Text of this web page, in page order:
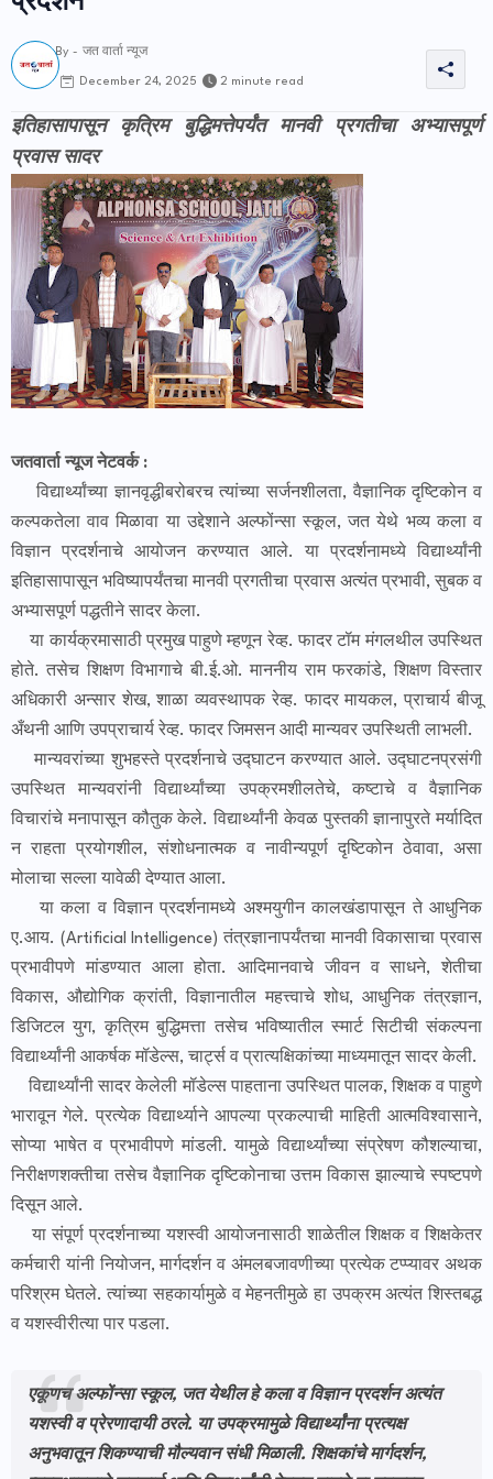
By - जत वार्ता न्यूज
December 24, 2025 2 minute read
इतिहासापासून कृत्रिम बुद्धिमत्तेपर्यंत मानवी प्रगतीचा अभ्यासपूर्ण
प्रवास सादर
जतवार्ता न्यूज नेटवर्क :
विद्यार्थ्यांच्या ज्ञानवृद्धीबरोबरच त्यांच्या सर्जनशीलता, वैज्ञानिक दृष्टिकोन व
कल्पकतेला वाव मिळावा या उद्देशाने अल्फोंन्सा स्कूल, जत येथे भव्य कला व
विज्ञान प्रदर्शनाचे आयोजन करण्यात आले. या प्रदर्शनामध्ये विद्यार्थ्यांनी
इतिहासापासून भविष्यापर्यंतचा मानवी प्रगतीचा प्रवास अत्यंत प्रभावी, सुबक व
अभ्यासपूर्ण पद्धतीने सादर केला.
या कार्यक्रमासाठी प्रमुख पाहुणे म्हणून रेव्ह. फादर टॉम मंगलथील उपस्थित
होते. तसेच शिक्षण विभागाचे बी.ई.ओ. माननीय राम फरकांडे, शिक्षण विस्तार
अधिकारी अन्सार शेख, शाळा व्यवस्थापक रेव्ह. फादर मायकल, प्राचार्य बीजू
अँथनी आणि उपप्राचार्य रेव्ह. फादर जिमसन आदी मान्यवर उपस्थिती लाभली.
मान्यवरांच्या शुभहस्ते प्रदर्शनाचे उद्घाटन करण्यात आले. उद्घाटनप्रसंगी
उपस्थित मान्यवरांनी विद्यार्थ्यांच्या उपक्रमशीलतेचे, कष्टाचे व वैज्ञानिक
विचारांचे मनापासून कौतुक केले. विद्यार्थ्यांनी केवळ पुस्तकी ज्ञानापुरते मर्यादित
न राहता प्रयोगशील, संशोधनात्मक व नावीन्यपूर्ण दृष्टिकोन ठेवावा, असा
मोलाचा सल्ला यावेळी देण्यात आला.
या कला व विज्ञान प्रदर्शनामध्ये अश्मयुगीन कालखंडापासून ते आधुनिक
ए.आय. (Artificial Intelligence) तंत्रज्ञानापर्यंतचा मानवी विकासाचा प्रवास
प्रभावीपणे मांडण्यात आला होता. आदिमानवाचे जीवन व साधने, शेतीचा
विकास, औद्योगिक क्रांती, विज्ञानातील महत्त्वाचे शोध, आधुनिक तंत्रज्ञान,
डिजिटल युग, कृत्रिम बुद्धिमत्ता तसेच भविष्यातील स्मार्ट सिटीची संकल्पना
विद्यार्थ्यांनी आकर्षक मॉडेल्स, चार्ट्स व प्रात्यक्षिकांच्या माध्यमातून सादर केली.
विद्यार्थ्यांनी सादर केलेली मॉडेल्स पाहताना उपस्थित पालक, शिक्षक व पाहुणे
भारावून गेले. प्रत्येक विद्यार्थ्याने आपल्या प्रकल्पाची माहिती आत्मविश्वासाने,
सोप्या भाषेत व प्रभावीपणे मांडली. यामुळे विद्यार्थ्यांच्या संप्रेषण कौशल्याचा,
निरीक्षणशक्तीचा तसेच वैज्ञानिक दृष्टिकोनाचा उत्तम विकास झाल्याचे स्पष्टपणे
दिसून आले.
या संपूर्ण प्रदर्शनाच्या यशस्वी आयोजनासाठी शाळेतील शिक्षक व शिक्षकेतर
कर्मचारी यांनी नियोजन, मार्गदर्शन व अंमलबजावणीच्या प्रत्येक टप्प्यावर अथक
परिश्रम घेतले. त्यांच्या सहकार्यामुळे व मेहनतीमुळे हा उपक्रम अत्यंत शिस्तबद्ध
व यशस्वीरीत्या पार पडला.
एकूणच अल्फोंन्सा स्कूल, जत येथील हे कला व विज्ञान प्रदर्शन अत्यंत
यशस्वी व प्रेरणादायी ठरले. या उपक्रमामुळे विद्यार्थ्यांना प्रत्यक्ष
अनुभवातून शिकण्याची मौल्यवान संधी मिळाली. शिक्षकांचे मार्गदर्शन,